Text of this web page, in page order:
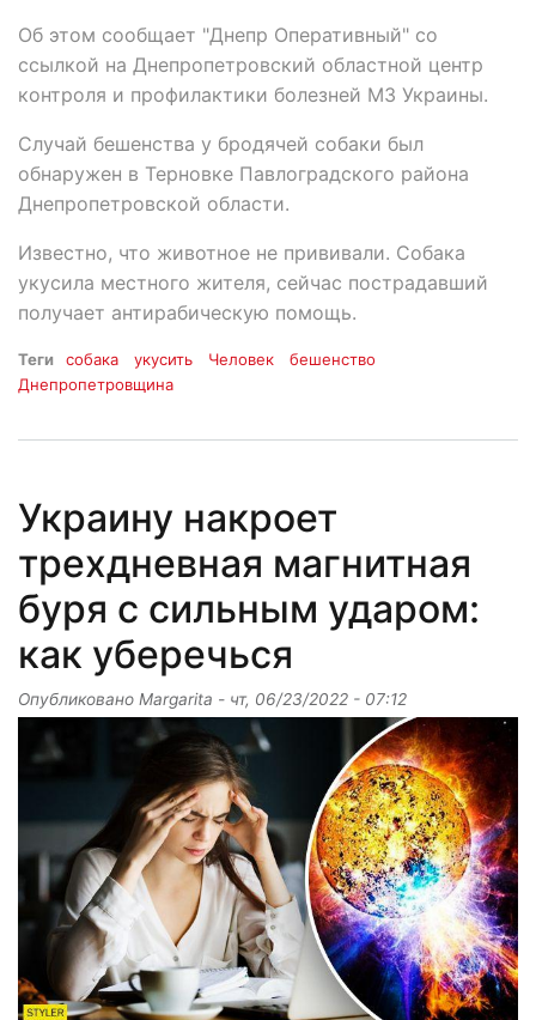
Об этом сообщает "Днепр Оперативный" со
ссылкой на Днепропетровский областной центр
контроля и профилактики болезней МЗ Украины.
Случай бешенства у бродячей собаки был
обнаружен в Терновке Павлоградского района
Днепропетровской области.
Известно, что животное не прививали. Собака
укусила местного жителя, сейчас пострадавший
получает антирабическую помощь.
Теги собака укусить Человек
бешенство
Днепропетровщина
Украину накроет
трехдневная магнитная
буря с сильным ударом:
как уберечься
Опубликовано Margarita - чт, 06/23/2022 - 07:12